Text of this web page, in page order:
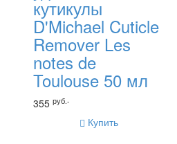
кутикулы
D'Michael Cuticle
Remover Les
notes de
Toulouse 50 мл
355руб.-
Купить